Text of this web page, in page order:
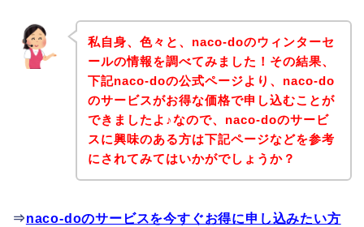
私自身、色々と、naco-doのウィンターセ
ールの情報を調べてみました！その結果、
下記naco-doの公式ページより、naco-do
のサービスがお得な価格で申し込むことが
できましたよ♪なので、naco-doのサービ
スに興味のある方は下記ページなどを参考
にされてみてはいかがでしょうか？
⇒naco-doのサービスを今すぐお得に申し込みたい方